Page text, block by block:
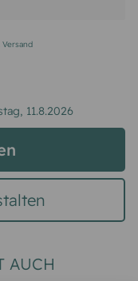
Versand
11.8.2026
AUCH